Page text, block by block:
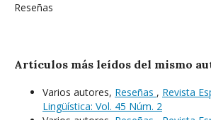
Reseñas
Artículos más leídos del mismo
Varios autores, Reseñas , Revista
Lingüística: Vol. 45 Núm. 2